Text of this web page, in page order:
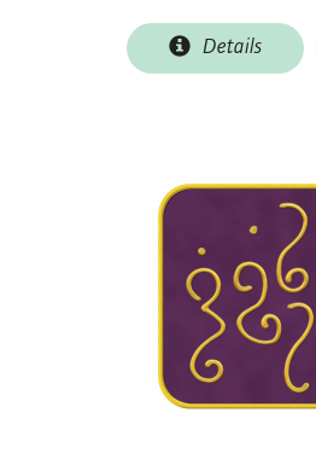
Details